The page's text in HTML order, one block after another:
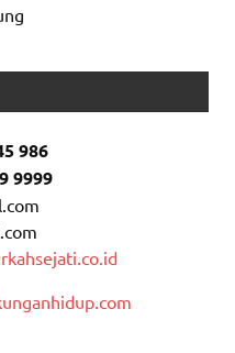
986
9999